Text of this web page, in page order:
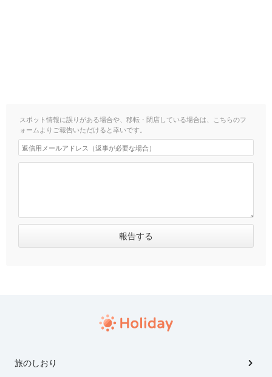
スポット情報に誤りがある場合や、移転・閉店している場合は、こちらのフ
ォームよりご報告いただけると幸いです。
旅のしおり